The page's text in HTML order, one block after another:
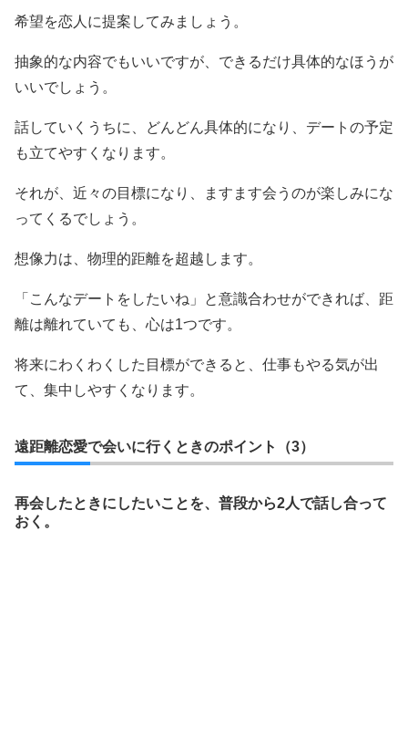
希望を恋人に提案してみましょう。
抽象的な内容でもいいですが、できるだけ具体的なほうが
いいでしょう。
話していくうちに、どんどん具体的になり、デートの予定
も立てやすくなります。
それが、近々の目標になり、ますます会うのが楽しみにな
ってくるでしょう。
想像力は、物理的距離を超越します。
「こんなデートをしたいね」と意識合わせができれば、距
離は離れていても、心は1つです。
将来にわくわくした目標ができると、仕事もやる気が出
て、集中しやすくなります。
遠距離恋愛で会いに行くときのポイント（3）
再会したときにしたいことを、普段から2人で話し合って
おく。